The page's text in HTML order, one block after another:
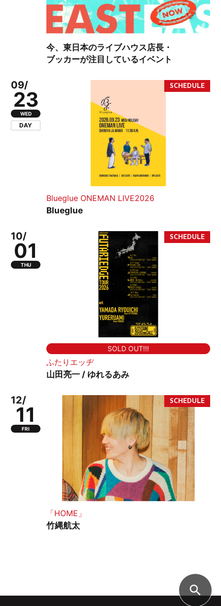
今、東日本のライブハウス店長・
ブッカーが注目しているイベント
09/
23
WED
DAY
Blueglue ONEMAN LIVE2026
Blueglue
10/
01
THU
SOLD OUT!!!
ふたりエッヂ
山田亮一 / ゆれるあみ
12/
11
FRI
「HOME」
竹縄航太
search